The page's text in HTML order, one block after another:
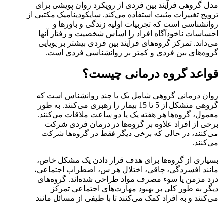
مدل گروهی فرآیند بین فردی از رویکرد روان پویشی برای
ترویج تغییرات مثبت استفاده می‌کند. سایکودینامیک مکتبی از
روانشناسی است که تجربیات اولیه زندگی و باورها و
احساسات ناخودآگاه افراد را اساس شخصیت و رفتار آنها
می‌داند. تمرکز گروه‌های فرآیند بین فردی بیشتر بر پویایی
گروه‌های بین فردی و کمتر بر روانشناسی فردی است.
قواعد گروه درمانی چیست؟
روان درمانی گروهی شامل یک یا چند روانشناس است که
گروهی متشکل از 5 تا 15 بیمار را رهبری می‌کنند. به طور
معمول، گروه‌ها هر هفته یک یا دو ساعت ملاقات می‌کنند.
برخی از افراد علاوه بر گروه‌ها در درمان فردی شرکت
می‌کنند، در حالی که برخی دیگر فقط در گروه‌ها شرکت
می‌کنند.
بسیاری از گروه‌ها برای هدف قرار دادن یک مشکل خاص،
مانند افسردگی، چاقی، اختلال هراس، اضطراب اجتماعی،
درد مزمن یا سوء مصرف مواد طراحی شده‌اند. گروه‌های
دیگر به طور کلی بر بهبود مهارت‌های اجتماعی تمرکز
می‌کنند و به افراد کمک می‌کنند تا با طیفی از مسائل مانند